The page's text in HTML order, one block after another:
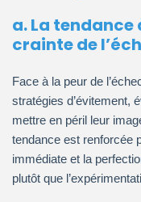
a. La
crainte de
Face à la peur de
stratégies d’évitement,
mettre en péril leur
tendance est renforcée
immédiate et la
plutôt que